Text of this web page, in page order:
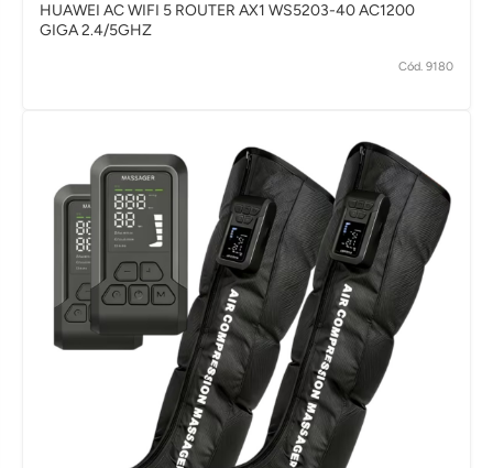
HUAWEI AC WIFI 5 ROUTER AX1 WS5203-40 AC1200
GIGA 2.4/5GHZ
Cód. 9180